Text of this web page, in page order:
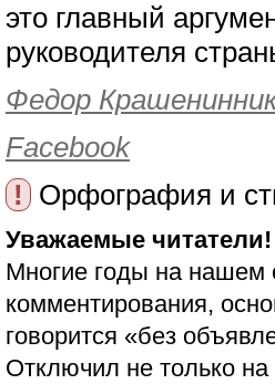
это главный
руководителя
Федор
Facebook
!
Орфография и
Уважаемые читатели!
Многие годы на нашем
комментирования,
говорится «без
Отключил не только